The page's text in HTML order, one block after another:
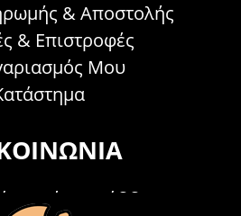
& Αποστολής
& Επιστροφές
Μου
Δευτέρα - Σάββατο